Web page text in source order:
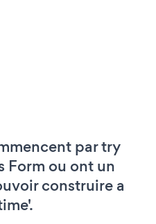
par try
Form ou ont un
construire a